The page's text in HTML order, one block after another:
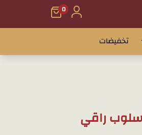
0
تخفيضات